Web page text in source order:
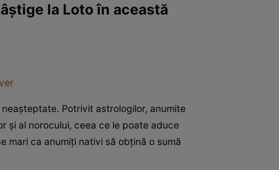
la Loto în această
Potrivit astrologilor, anumite
și al norocului, ceea ce le poate aduce
mari ca anumiți nativi să obțină o sumă